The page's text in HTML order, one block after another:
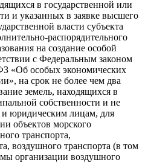
в государственной или
и указанных в заявке высшего
власти субъекта
распорядительного
на создание особой
с Федеральным законом
«Об особых экономических
на срок не более чем два
земель, находящихся в
собственности и не
юридическим лицам, для
объектов морского
транспорта,
воздушного транспорта (в том
организации воздушного